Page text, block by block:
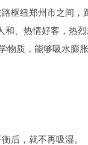
纽郑州市之间，
、热情好客，热
质，能够吸水
后，就不再吸湿。